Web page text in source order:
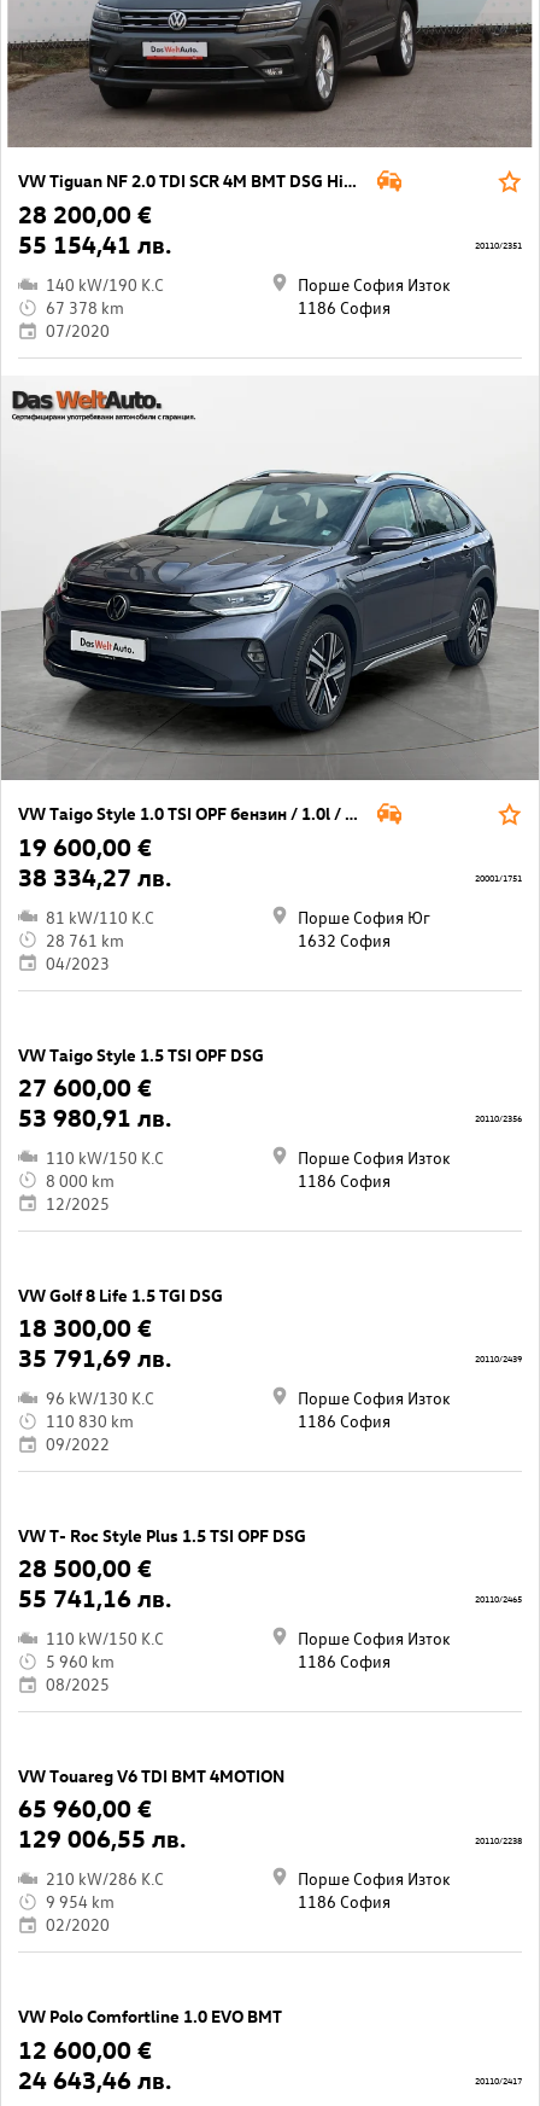
VW Tiguan NF 2.0 TDI SCR 4M BMT DSG High.
28 200,00 €
55 154,41 лв.
140 kW/190 K.C
67 378 km
07/2020
Порше София Изток
1186 София
20110/2351
VW Taigo Style 1.0 TSI OPF бензин / 1.0l / 81кВт/ 110к.с / 7DSG
19 600,00 €
38 334,27 лв.
81 kW/110 K.C
28 761 km
04/2023
Порше София Юг
1632 София
20001/1751
VW Taigo Style 1.5 TSI OPF DSG
27 600,00 €
53 980,91 лв.
110 kW/150 K.C
8 000 km
12/2025
Порше София Изток
1186 София
20110/2356
VW Golf 8 Life 1.5 TGI DSG
18 300,00 €
35 791,69 лв.
96 kW/130 K.C
110 830 km
09/2022
Порше София Изток
1186 София
20110/2439
VW T- Roc Style Plus 1.5 TSI OPF DSG
28 500,00 €
55 741,16 лв.
110 kW/150 K.C
5 960 km
08/2025
Порше София Изток
1186 София
20110/2465
VW Touareg V6 TDI BMT 4MOTION
65 960,00 €
129 006,55 лв.
210 kW/286 K.C
9 954 km
02/2020
Порше София Изток
1186 София
20110/2238
VW Polo Comfortline 1.0 EVO BMT
12 600,00 €
24 643,46 лв.
20110/2417